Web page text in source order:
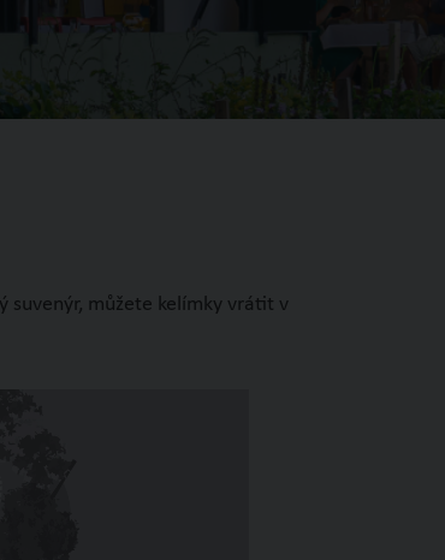
suvenýr, můžete kelímky vrátit v